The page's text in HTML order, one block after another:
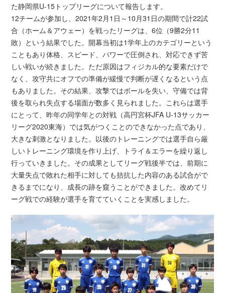
た静岡県U-15トップリーグについて報告します。
12チームが参加し、2021年2月1日～10月31日の期間で計22試
合（ホーム＆アウェー）を戦ったリーグは、6位（9勝2分11
敗）という結果でした。開幕当初は1学年上のカテゴリーという
こともあり体格、スピード、パワーで圧倒され、対応できず苦
しい戦いが続きました。ただ原因はフィジカル的な要素だけで
なく、攻守共にオフでの準備が緩慢で判断が遅くなるという点
もありました。その結果、攻撃ではボールを失い、守備では背
後を取られ失点する場面が数多く見られました。これらは選手
にとって、昨年の同学年との対戦（高円宮杯JFA U-13サッカー
リーグ2020東海）では気がつくことのできなかった点であり、
大きな刺激となりました。以後のトレーニングでは選手自ら厳
しいトレーニング環境を作り上げ、トライ＆エラーを繰り返し
行っていきました。その成果としてリーグ戦後半では、前期に
大量失点で敗れた相手に対しても拮抗した内容のある試合がで
きるまでになり、成長の跡を窺うことができました。改めてリ
ーグ戦での経験が選手を育てていくことを実感しました。